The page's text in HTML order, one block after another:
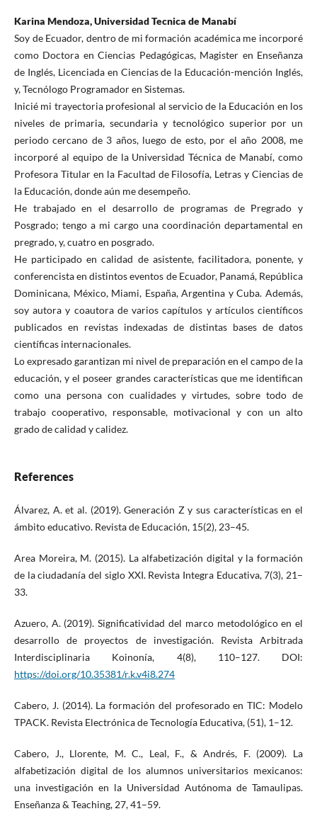
Karina Mendoza, Universidad Tecnica de Manabí
Soy de Ecuador, dentro de mi formación académica me incorporé
como Doctora en Ciencias Pedagógicas, Magister en Enseñanza
de Inglés, Licenciada en Ciencias de la Educación-mención Inglés,
y, Tecnólogo Programador en Sistemas.
Inicié mi trayectoria profesional al servicio de la Educación en los
niveles de primaria, secundaria y tecnológico superior por un
periodo cercano de 3 años, luego de esto, por el año 2008, me
incorporé al equipo de la Universidad Técnica de Manabí, como
Profesora Titular en la Facultad de Filosofía, Letras y Ciencias de
la Educación, donde aún me desempeño.
He trabajado en el desarrollo de programas de Pregrado y
Posgrado; tengo a mi cargo una coordinación departamental en
pregrado, y, cuatro en posgrado.
He participado en calidad de asistente, facilitadora, ponente, y
conferencista en distintos eventos de Ecuador, Panamá, República
Dominicana, México, Miami, España, Argentina y Cuba. Además,
soy autora y coautora de varios capítulos y artículos científicos
publicados en revistas indexadas de distintas bases de datos
científicas internacionales.
Lo expresado garantizan mi nivel de preparación en el campo de la
educación, y el poseer grandes características que me identifican
como una persona con cualidades y virtudes, sobre todo de
trabajo cooperativo, responsable, motivacional y con un alto
grado de calidad y calidez.
References
Álvarez, A. et al. (2019). Generación Z y sus características en el
ámbito educativo. Revista de Educación, 15(2), 23–45.
Area Moreira, M. (2015). La alfabetización digital y la formación
de la ciudadanía del siglo XXI. Revista Integra Educativa, 7(3), 21–
33.
Azuero, A. (2019). Significatividad del marco metodológico en el
desarrollo de proyectos de investigación. Revista Arbitrada
Interdisciplinaria Koinonía, 4(8), 110–127. DOI:
https://doi.org/10.35381/r.k.v4i8.274
Cabero, J. (2014). La formación del profesorado en TIC: Modelo
TPACK. Revista Electrónica de Tecnología Educativa, (51), 1–12.
Cabero, J., Llorente, M. C., Leal, F., & Andrés, F. (2009). La
alfabetización digital de los alumnos universitarios mexicanos:
una investigación en la Universidad Autónoma de Tamaulipas.
Enseñanza & Teaching, 27, 41–59.